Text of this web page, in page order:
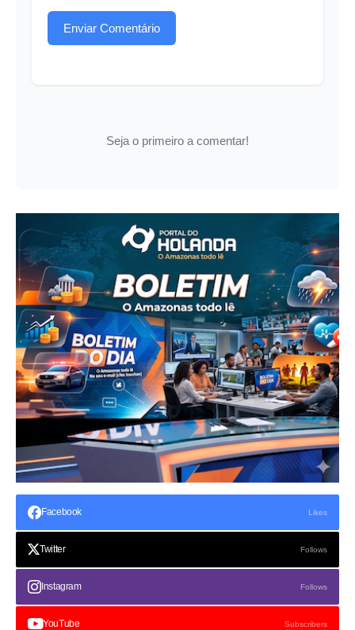
Enviar Comentário
Seja o primeiro a comentar!
Facebook Likes
Twitter Follows
Instagram Follows
YouTube Subscribers